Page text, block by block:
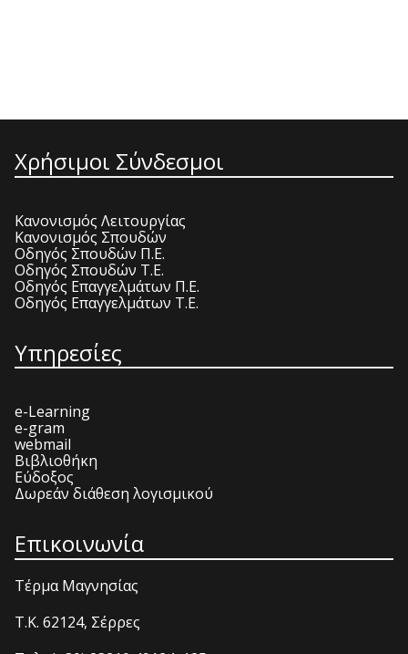
Χρήσιμοι Σύνδεσμοι
Κανονισμός Λειτουργίας
Κανονισμός Σπουδών
Οδηγός Σπουδών Π.Ε.
Οδηγός Σπουδών Τ.Ε.
Οδηγός Επαγγελμάτων Π.Ε.
Οδηγός Επαγγελμάτων Τ.Ε.
Υπηρεσίες
e-Learning
e-gram
webmail
Βιβλιοθήκη
Εύδοξος
Δωρεάν διάθεση λογισμικού
Επικοινωνία
Τέρμα Μαγνησίας
T.K. 62124, Σέρρες